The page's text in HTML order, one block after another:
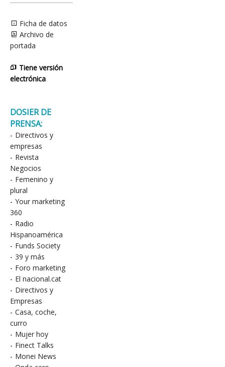
Ficha de datos
Archivo de
portada
Tiene versión
electrónica
DOSIER DE
PRENSA:
- Directivos y
empresas
- Revista
Negocios
- Femenino y
plural
- Your marketing
360
- Radio
Hispanoamérica
- Funds Society
- 39 y más
- Foro marketing
- El nacional.cat
- Directivos y
Empresas
- Casa, coche,
curro
- Mujer hoy
- Finect Talks
- Monei News